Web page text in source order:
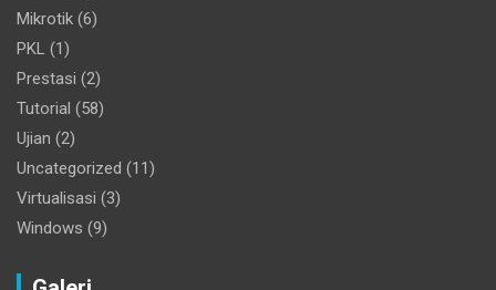
Mikrotik (6)
PKL (1)
Prestasi (2)
Tutorial (58)
Ujian (2)
Uncategorized (11)
Virtualisasi (3)
Windows (9)